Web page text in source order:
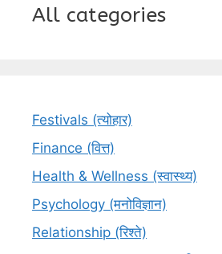
All categories
Festivals (त्योहार)
Finance (वित्त)
Health & Wellness (स्वास्थ्य)
Psychology (मनोविज्ञान)
Relationship (रिश्ते)